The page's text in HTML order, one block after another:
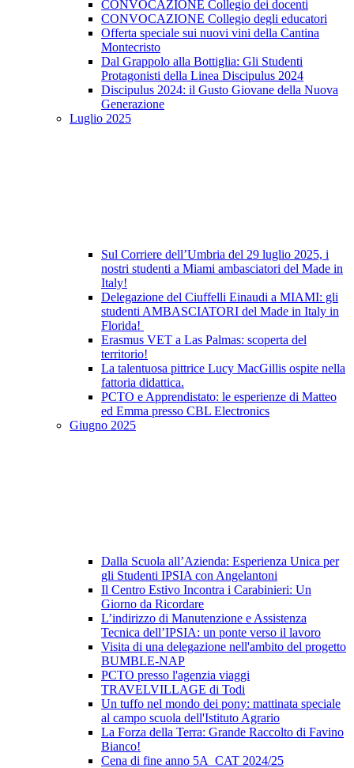
CONVOCAZIONE Collegio dei docenti
CONVOCAZIONE Collegio degli educatori
Offerta speciale sui nuovi vini della Cantina
Montecristo
Dal Grappolo alla Bottiglia: Gli Studenti
Protagonisti della Linea Discipulus 2024
Discipulus 2024: il Gusto Giovane della Nuova
Generazione
Luglio 2025
Sul Corriere dell’Umbria del 29 luglio 2025, i
nostri studenti a Miami ambasciatori del Made in
Italy!
Delegazione del Ciuffelli Einaudi a MIAMI: gli
studenti AMBASCIATORI del Made in Italy in
Florida!
Erasmus VET a Las Palmas: scoperta del
territorio!
La talentuosa pittrice Lucy MacGillis ospite nella
fattoria didattica.
PCTO e Apprendistato: le esperienze di Matteo
ed Emma presso CBL Electronics
Giugno 2025
Dalla Scuola all’Azienda: Esperienza Unica per
gli Studenti IPSIA con Angelantoni
Il Centro Estivo Incontra i Carabinieri: Un
Giorno da Ricordare
L’indirizzo di Manutenzione e Assistenza
Tecnica dell’IPSIA: un ponte verso il lavoro
Visita di una delegazione nell'ambito del progetto
BUMBLE-NAP
PCTO presso l'agenzia viaggi
TRAVELVILLAGE di Todi
Un tuffo nel mondo dei pony: mattinata speciale
al campo scuola dell'Istituto Agrario
La Forza della Terra: Grande Raccolto di Favino
Bianco!
Cena di fine anno 5A_CAT 2024/25